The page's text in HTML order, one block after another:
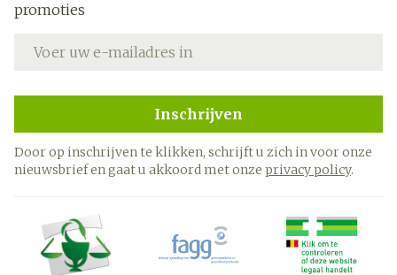
promoties
Inschrijven
Door op inschrijven te klikken, schrijft u zich in voor onze
nieuwsbrief en gaat u akkoord met onze privacy policy.